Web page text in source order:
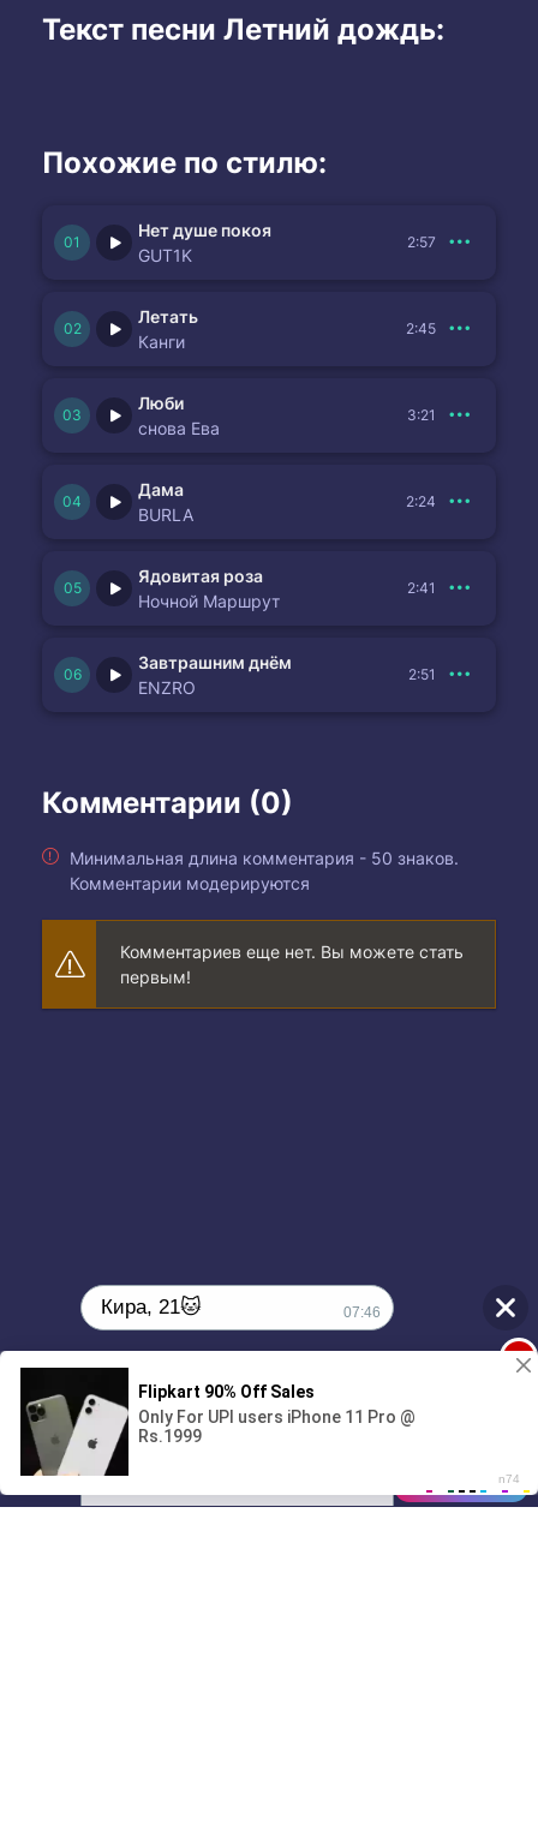
Текст песни Летний дождь:
Похожие по стилю:
Нет душе покоя
GUT1K
2:57
Летать
Канги
2:45
Люби
снова Ева
3:21
Дама
BURLA
2:24
Ядовитая роза
Ночной Маршрут
2:41
Завтрашним днём
ENZRO
2:51
Комментарии (0)
Минимальная длина комментария - 50 знаков.
Комментарии модерируются
Комментариев еще нет. Вы можете стать
первым!
01/07
00:00
Кира, 21🐱 07:46
Поиграешь со мной? 💖🐾
07:46
1